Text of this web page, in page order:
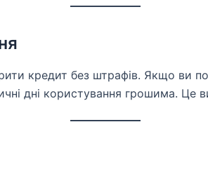
кредит без штрафів. Якщо ви
дні користування грошима. Це